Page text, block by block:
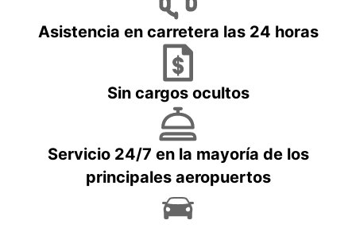
Asistencia en carretera las 24 horas
Sin cargos ocultos
Servicio 24/7 en la mayoría de los
principales aeropuertos